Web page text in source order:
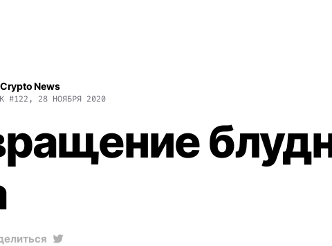
News
#122, 28 НОЯБРЯ 2020